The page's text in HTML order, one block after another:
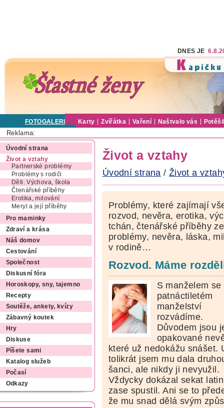
DNES JE
FOTOGALERIE Karty Zvířátka Vaření Naštvalo vás
Reklama:
Úvodní strana
Život a vztahy
Partnerské problémy
Problémy s rodiči
Děti. Výchova, škola
Čtenářské příběhy
Erotika, milování
Meryl a její příběhy
Pro maminky
Zdraví a krása
Náš domov
Cestování
Společnost
Diskusní fóra
Horoskopy, sny, tajemno
Recepty
Soutěže, ankety, kvízy
Zábavný koutek
Hry
Diskuse
Píšete sami
Katalog služeb
Počasí
Odkazy
Život a vztahy
Úvodní strana / Život a
Problémy, které zajímají
rozvod, nevěra, erotika,
tchán, čtenářské příběhy
problémy, nevěra, láska,
v rodině…
Rozvod. Máme
S manželem se
patnáctiletém
manželství
rozvádíme.
Důvodem jsou
opakované
které už nedokážu snášet.
tolikrát jsem mu dala
šanci, ale nikdy ji nevyužil.
Vždycky dokázal sekat
zase spustil. Ani se to
že mu snad dělá svým